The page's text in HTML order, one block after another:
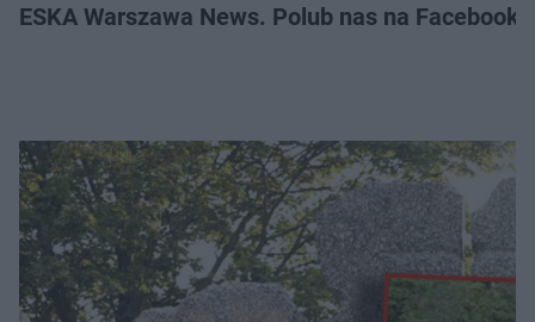
ESKA Warszawa News. Polub nas na